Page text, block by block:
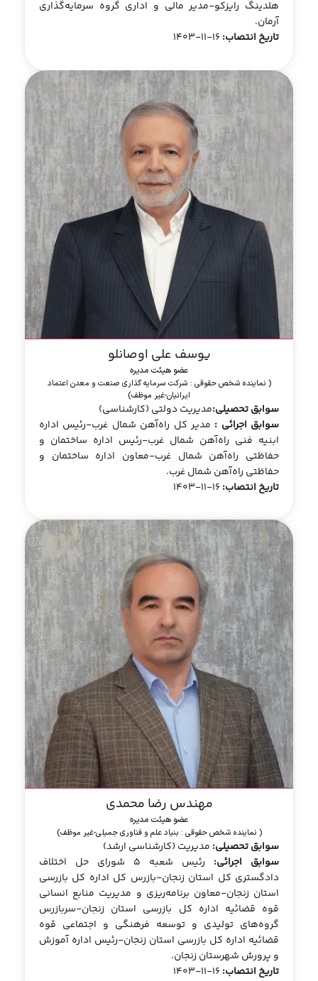
یوسف علی اوصانلو
عضو هیئت مدیره
( نماینده شخص حقوقی : شرکت سرمایه گذاری صنعت و معدن اعتماد
ایرانیان-غیر موظف)
سوابق تحصیلی:مدیریت دولتی (کارشناسی)
سوابق اجرائی : مدیر کل راه‌‌آهن شمال غرب-رئیس اداره
ابنیه فنی راه‌آهن شمال غرب-رئیس اداره ساختمان و
حفاظتی راه‌آهن شمال غرب-معاون اداره ساختمان و
حفاظتی راه‌آهن شمال غرب.
تاریخ انتصاب:
هلدینگ رایزکو-مدیر مالی و اداری گروه سرمایه‌گذاری
آرمان.
تاریخ انتصاب:
مهندس رضا محمدی
عضو هیئت مدیره
( نماینده شخص حقوقی : بنیاد علم و فناوری جمیلی-غیر موظف)
سوابق تحصیلی: مدیریت (کارشناسی ارشد)
سوابق اجرائی:
رئیس شعبه 5 شورای حل اختلاف
دادگستری کل استان زنجان-بازرس کل اداره کل بازرسی
استان زنجان-معاون برنامه‌ریزی و مدیریت منابع انسانی
قوه قضائیه اداره کل بازرسی استان زنجان-سربازرس
گروه‌های تولیدی و توسعه فرهنگی و اجتماعی قوه
قضائیه اداره کل بازرسی استان زنجان-رئیس اداره آموزش
و پرورش شهرستان زنجان.
تاریخ انتصاب: